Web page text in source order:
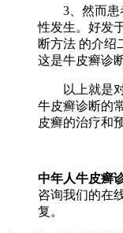
3、然而患者
性发生。好发
断方法 的介绍
这是牛皮癣诊
以上就是对
牛皮癣诊断的
皮癣的治疗和
中年人牛皮癣
咨询我们的在
复。